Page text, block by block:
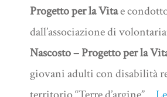
Progetto per la Vitae
dall’associazione di
Nascosto – Progetto per la
giovani adulti con disabilità